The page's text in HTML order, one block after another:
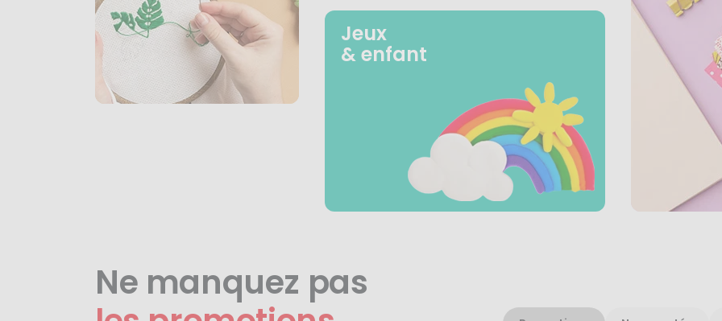
Jeux
& enfant
Ne manquez pas